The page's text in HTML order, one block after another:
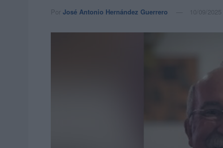
Por José Antonio Hernández Guerrero 10/09/